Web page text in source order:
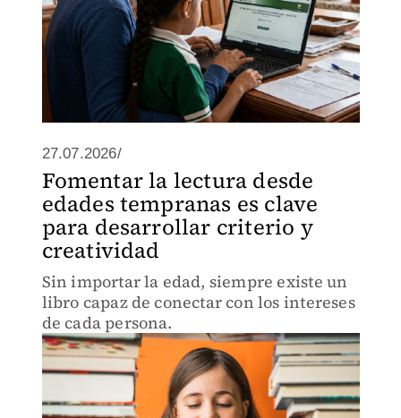
27.07.2026/
Fomentar la lectura desde
edades tempranas es clave
para desarrollar criterio y
creatividad
Sin importar la edad, siempre existe un
libro capaz de conectar con los intereses
de cada persona.